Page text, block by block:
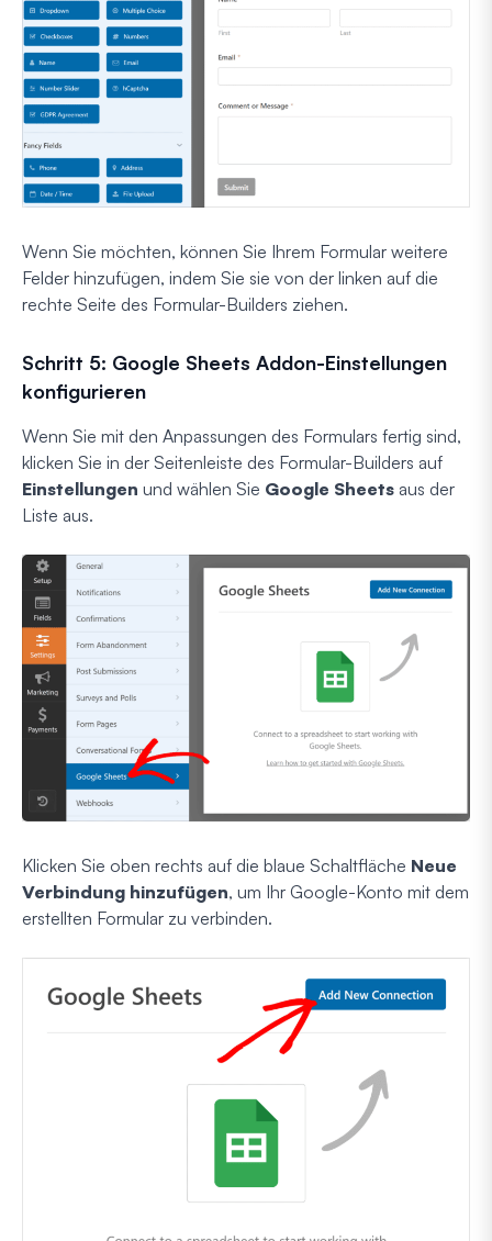
Wenn Sie möchten, können Sie Ihrem Formular weitere
Felder hinzufügen, indem Sie sie von der linken auf die
rechte Seite des Formular-Builders ziehen.
Schritt 5: Google Sheets Addon-Einstellungen
konfigurieren
Wenn Sie mit den Anpassungen des Formulars fertig sind,
klicken Sie in der Seitenleiste des Formular-Builders auf
Einstellungen und wählen Sie Google Sheets aus der
Liste aus.
Klicken Sie oben rechts auf die blaue Schaltfläche Neue
Verbindung hinzufügen, um Ihr Google-Konto mit dem
erstellten Formular zu verbinden.